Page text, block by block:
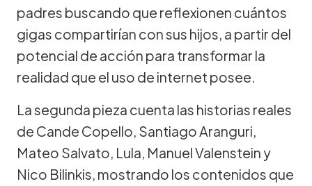
padres buscando que reflexionen cuántos
gigas compartirían con sus hijos, a partir del
potencial de acción para transformar la
realidad que el uso de internet posee.
La segunda pieza cuenta las historias reales
de Cande Copello, Santiago Aranguri,
Mateo Salvato, Lula, Manuel Valenstein y
Nico Bilinkis, mostrando los contenidos que